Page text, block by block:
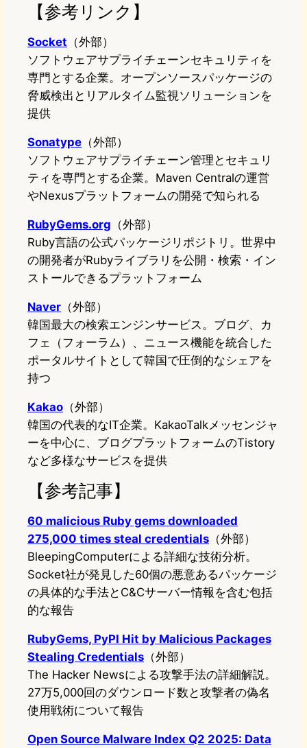
【参考リンク】
Socket （外部）
ソフトウェアサプライチェーンセキュリティを
専門とする企業。オープンソースパッケージの
脅威検出とリアルタイム監視ソリューションを
提供
Sonatype （外部）
ソフトウェアサプライチェーン管理とセキュリ
ティを専門とする企業。Maven Centralの運営
やNexusプラットフォームの開発で知られる
RubyGems.org （外部）
Ruby言語の公式パッケージリポジトリ。世界中
の開発者がRubyライブラリを公開・検索・イン
ストールできるプラットフォーム
Naver （外部）
韓国最大の検索エンジンサービス。ブログ、カ
フェ（フォーラム）、ニュース機能を統合した
ポータルサイトとして韓国で圧倒的なシェアを
持つ
Kakao （外部）
韓国の代表的なIT企業。KakaoTalkメッセンジャ
ーを中心に、ブログプラットフォームのTistory
など多様なサービスを提供
【参考記事】
60 malicious Ruby gems downloaded
275,000 times steal credentials （外部）
BleepingComputerによる詳細な技術分析。
Socket社が発見した60個の悪意あるパッケージ
の具体的な手法とC&Cサーバー情報を含む包括
的な報告
RubyGems, PyPI Hit by Malicious Packages
Stealing Credentials （外部）
The Hacker Newsによる攻撃手法の詳細解説。
27万5,000回のダウンロード数と攻撃者の偽名
使用戦術について報告
Open Source Malware Index Q2 2025: Data